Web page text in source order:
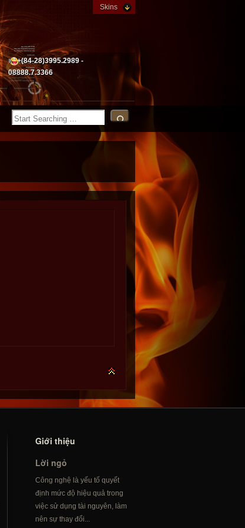
Skins
+(84-28)3995.2989 -
08888.7.3366
Giới thiệu
Lời ngỏ
Công nghệ là yếu tố quyết
định mức độ hiệu quả trong
việc sử dụng tài nguyên, làm
nên sự thay đổi...